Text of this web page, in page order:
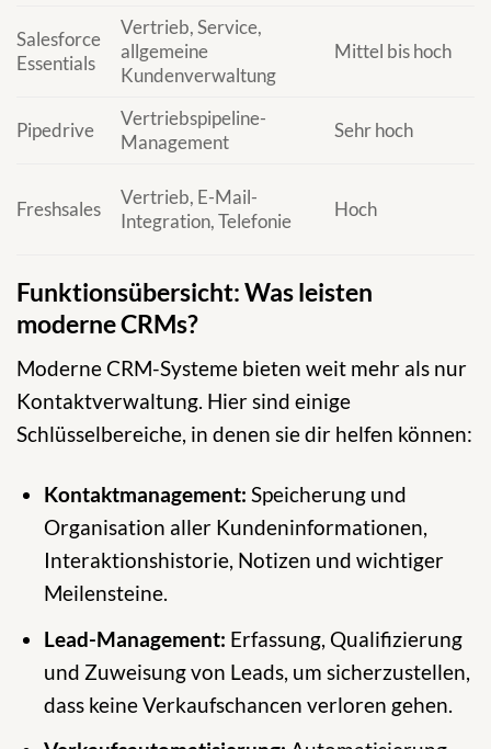
Salesforce
Essentials
Vertrieb, Service,
allgemeine
Kundenverwaltung
Mittel bis hoch
Pipedrive
Vertriebspipeline-
Management
Sehr hoch
Freshsales
Vertrieb, E-Mail-
Integration, Telefonie
Hoch
Funktionsübersicht: Was leisten
moderne CRMs?
Moderne CRM-Systeme bieten weit mehr als nur
Kontaktverwaltung. Hier sind einige
Schlüsselbereiche, in denen sie dir helfen können:
Kontaktmanagement: Speicherung und
Organisation aller Kundeninformationen,
Interaktionshistorie, Notizen und wichtiger
Meilensteine.
Lead-Management: Erfassung, Qualifizierung
und Zuweisung von Leads, um sicherzustellen,
dass keine Verkaufschancen verloren gehen.